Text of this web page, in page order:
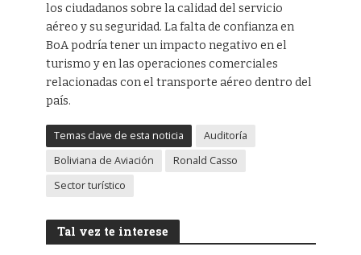
los ciudadanos sobre la calidad del servicio
aéreo y su seguridad. La falta de confianza en
BoA podría tener un impacto negativo en el
turismo y en las operaciones comerciales
relacionadas con el transporte aéreo dentro del
país.
Temas clave de esta noticia
Auditoría
Boliviana de Aviación
Ronald Casso
Sector turístico
Tal vez te interese